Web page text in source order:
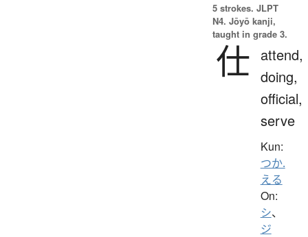
5 strokes. JLPT
N4. Jōyō kanji,
taught in grade 3.
仕 attend,
doing,
official,
serve
Kun:
つか.
える
On:
シ、
ジ